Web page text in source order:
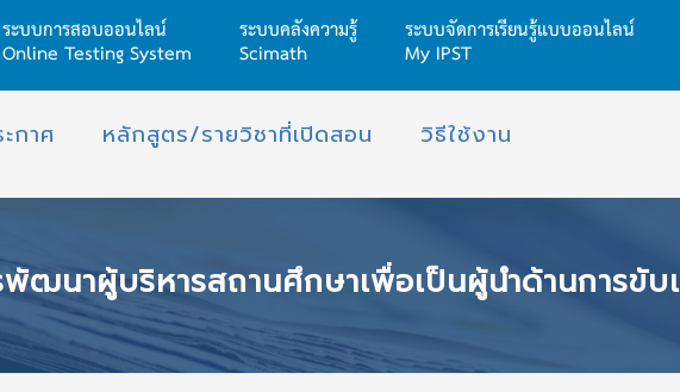
ระบบการสอบออนไลน์
Online Testing System
ระบบคลังความรู้
Scimath
ระบบจัดการเรียนรู้แบบออนไลน์
My IPST
กาศ หลักสูตร/รายวิชาที่เปิดสอน วิธีใช้งาน
ผู้บริหารสถานศึกษาเพื่อเป็นผู้นำด้านการขับเคลื่อนวิทยาการคำนวณ CODING FOR SCHOOL DIRECTOR (C4S)